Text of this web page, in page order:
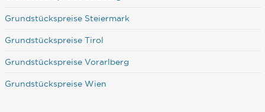
Grundstückspreise Steiermark
Grundstückspreise Tirol
Grundstückspreise Vorarlberg
Grundstückspreise Wien